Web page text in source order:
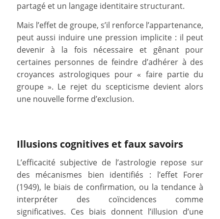
partagé et un langage identitaire structurant.
Mais l’effet de groupe, s’il renforce l’appartenance,
peut aussi induire une pression implicite : il peut
devenir à la fois nécessaire et gênant pour
certaines personnes de feindre d’adhérer à des
croyances astrologiques pour « faire partie du
groupe ». Le rejet du scepticisme devient alors
une nouvelle forme d’exclusion.
Illusions cognitives et faux savoirs
L’efficacité subjective de l’astrologie repose sur
des mécanismes bien identifiés : l’effet Forer
(1949), le biais de confirmation, ou la tendance à
interpréter des coïncidences comme
significatives. Ces biais donnent l’illusion d’une